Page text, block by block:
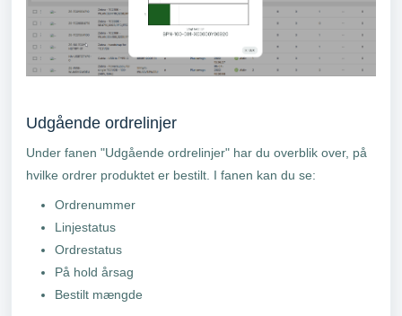
Udgående ordrelinjer
Under fanen "Udgående ordrelinjer" har du overblik over, på
hvilke ordrer produktet er bestilt. I fanen kan du se:
Ordrenummer
Linjestatus
Ordrestatus
På hold årsag
Bestilt mængde